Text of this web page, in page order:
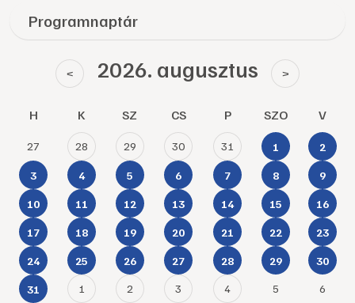
Programnaptár
< 2026. augusztus >
H K SZ CS P SZO V
27 28 29 30 31 1 2
3 4 5 6 7 8 9
10 11 12 13 14 15 16
17 18 19 20 21 22 23
24 25 26 27 28 29 30
31 1 2 3 4 5 6